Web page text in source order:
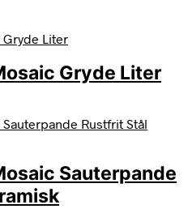
Gryde Liter
Sauterpande